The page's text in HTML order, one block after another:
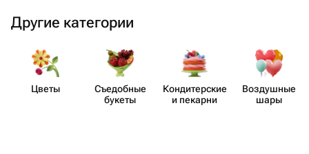
Другие категории
Цветы
Съедобные
букеты
Кондит​ерские
и пекарни
Воздушные
шары